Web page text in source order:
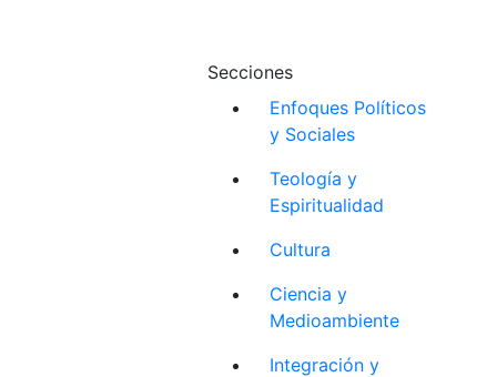
Secciones
Enfoques Políticos
y Sociales
Teología y
Espiritualidad
Cultura
Ciencia y
Medioambiente
Integración y